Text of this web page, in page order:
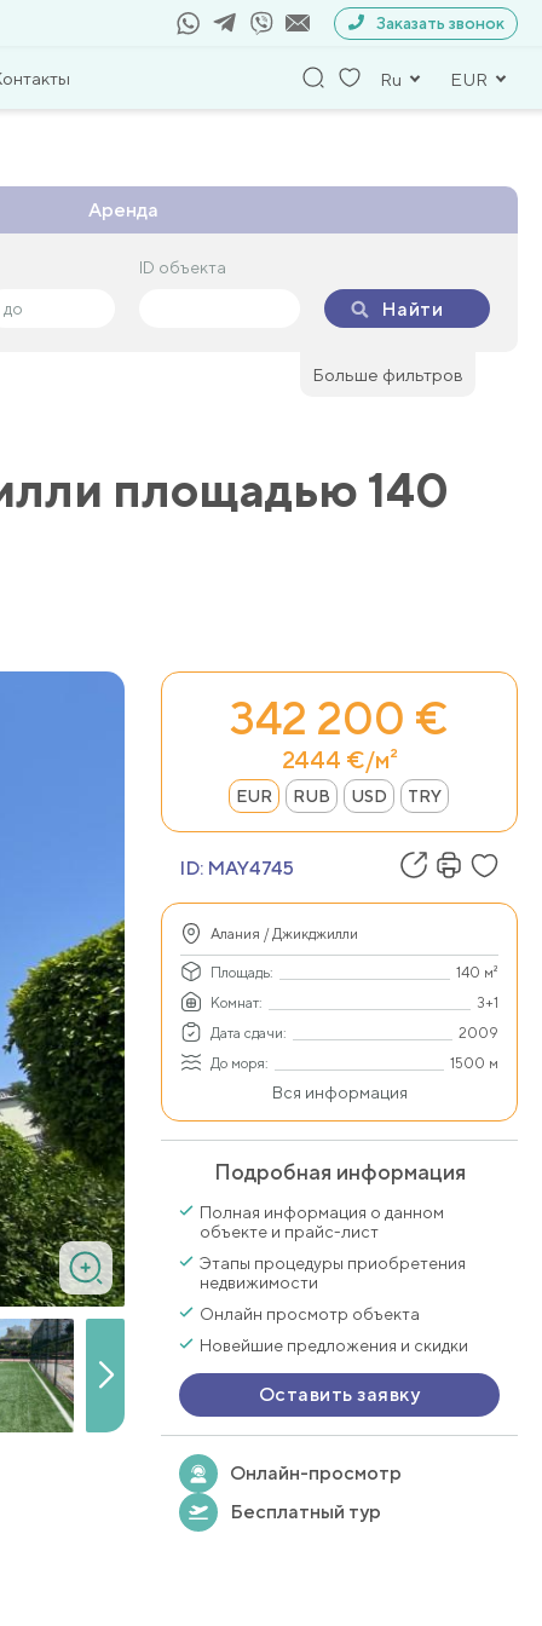
Заказать звонок
Ru EUR
Аренда
ID объекта
Найти
Больше фильтров
ID объекта
Найти
площадью 140
342 200 €
2444 €/м²
EUR RUB USD TRY
ID: MAY4745
Алания / Джикджилли
Площадь:
140 м²
Комнат:
3+1
Дата сдачи:
2009
До моря:
1500 м
Вся информация
Подробная информация
Полная информация о данном
объекте и прайс-лист
Этапы процедуры приобретения
недвижимости
Онлайн просмотр объекта
Новейшие предложения и скидки
Оставить заявку
Онлайн-просмотр
Бесплатный тур